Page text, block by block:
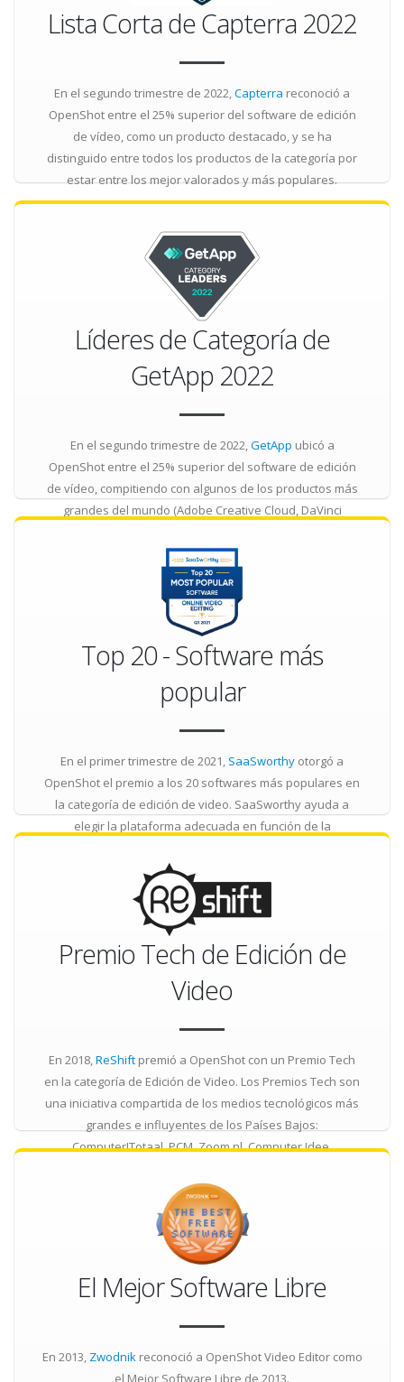
Lista Corta de Capterra 2022
En el segundo trimestre de 2022,Capterra reconoció a
OpenShot entre el 25% superior del software de edición
de vídeo, como un producto destacado, y se ha
distinguido entre todos los productos de la categoría por
estar entre los mejor valorados y más populares.
Líderes de Categoría de
GetApp 2022
En el segundo trimestre de 2022,GetApp ubicó a
OpenShot entre el 25% superior del software de edición
de vídeo, compitiendo con algunos de los productos más
grandes del mundo (Adobe Creative Cloud, DaVinci
Top 20 - Software más
popular
En el primer trimestre de 2021, SaaSworthy otorgó a
OpenShot el premio a los 20 softwares más populares en
la categoría de edición de video. SaaSworthy ayuda a
elegir la plataforma adecuada en función de la
imparciales, la puntuación de SW y las recomendaciones
de la comunidad.
Premio Tech de Edición de
Video
En 2018,ReShift premió a OpenShot con un Premio Tech
en la categoría de Edición de Video. Los Premios Tech son
una iniciativa compartida de los medios tecnológicos más
grandes e influyentes de los Países Bajos:
Computer!Totaal, PCM, Zoom.nl, Computer Idee,
Insidegamer.nl y Gamer.nl.
El Mejor Software Libre
En 2013, Zwodnikreconoció a OpenShot Video Editor como
el Mejor Software Libre de 2013.